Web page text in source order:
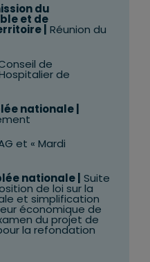
du
et de
| Réunion du
de
de
nationale |
et « Mardi
nationale | Suite
de loi sur la
et simplification
économique de
du projet de
la refondation